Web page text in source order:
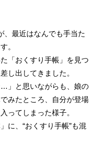
、最近はなんでも手当た
。
「おくすり手帳」を見つ
し出してきました。
…」と思いながらも、娘の
みたところ、自分が登場
ってしまった様子。
に、“おくすり手帳”も混